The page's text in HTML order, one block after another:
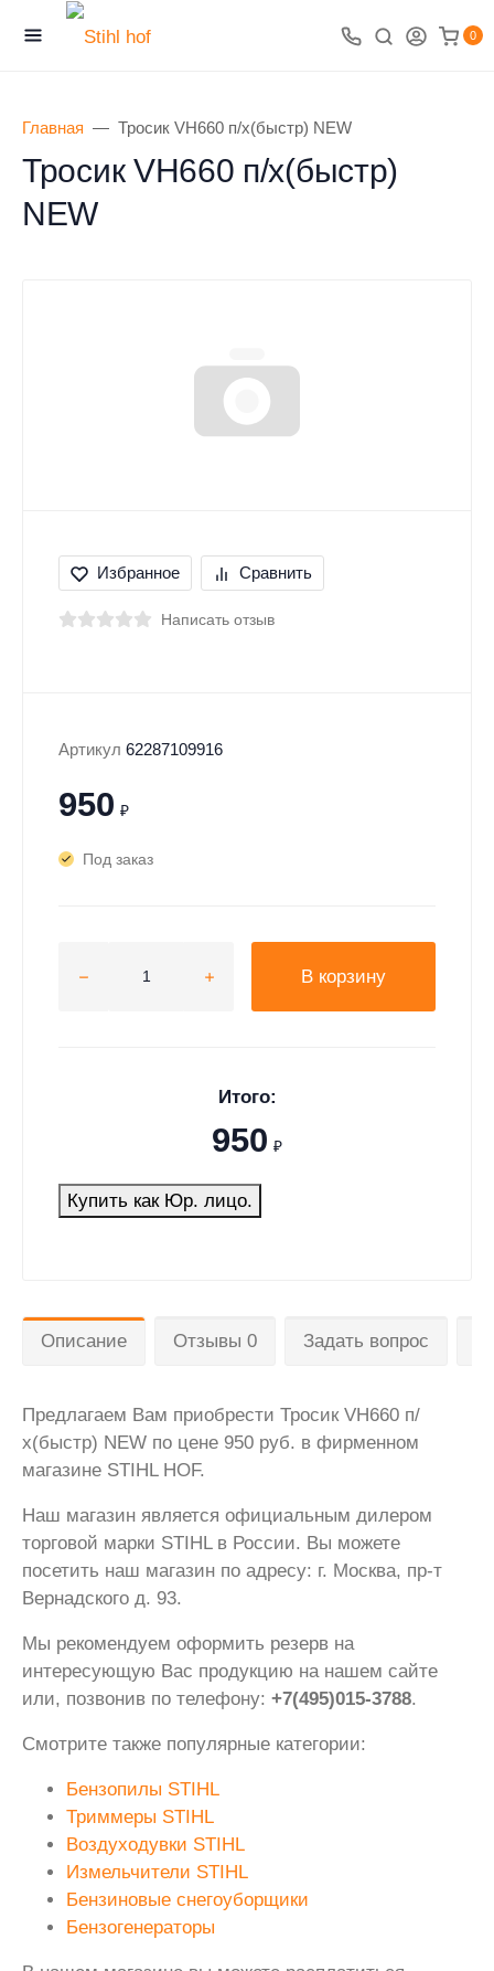
0
Главная Тросик VH660 п/х(быстр) NEW
Тросик VH660 п/х(быстр)
NEW
Избранное Сравнить
Написать отзыв
Артикул 62287109916
950 ₽
Под заказ
В корзину
Итого:
950 ₽
Купить как Юр. лицо.
Описание Отзывы 0 Задать вопрос
Предлагаем Вам приобрести Тросик VH660 п/
х(быстр) NEW по цене 950 руб. в фирменном
магазине STIHL HOF.
Наш магазин является официальным дилером
торговой марки STIHL в России. Вы можете
посетить наш магазин по адресу: г. Москва, пр-т
Вернадского д. 93.
Мы рекомендуем оформить резерв на
интересующую Вас продукцию на нашем сайте
или, позвонив по телефону: +7(495)015-3788.
Смотрите также популярные категории:
Бензопилы STIHL
Триммеры STIHL
Воздуходувки STIHL
Измельчители STIHL
Бензиновые снегоуборщики
Бензогенераторы